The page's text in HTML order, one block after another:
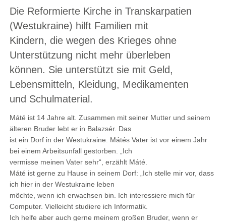
Die Reformierte Kirche in Transkarpatien
(Westukraine) hilft Familien mit
Kindern, die wegen des Krieges ohne
Unterstützung nicht mehr überleben
können. Sie unterstützt sie mit Geld,
Lebensmitteln, Kleidung, Medikamenten
und Schulmaterial.
Máté ist 14 Jahre alt. Zusammen mit seiner Mutter und seinem
älteren Bruder lebt er in Balazsér. Das
ist ein Dorf in der Westukraine. Mátés Vater ist vor einem Jahr
bei einem Arbeitsunfall gestorben. „Ich
vermisse meinen Vater sehr“, erzählt Máté.
Máté ist gerne zu Hause in seinem Dorf: „Ich stelle mir vor, dass
ich hier in der Westukraine leben
möchte, wenn ich erwachsen bin. Ich interessiere mich für
Computer. Vielleicht studiere ich Informatik.
Ich helfe aber auch gerne meinem großen Bruder, wenn er